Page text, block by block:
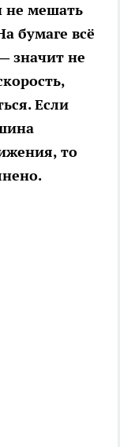
не мешать
бумаге всё
значит не
Если
то